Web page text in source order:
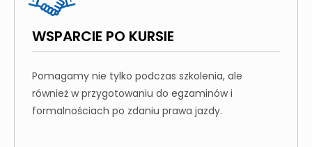
WSPARCIE PO KURSIE
Pomagamy nie tylko podczas szkolenia, ale
również w przygotowaniu do egzaminów i
formalnościach po zdaniu prawa jazdy.